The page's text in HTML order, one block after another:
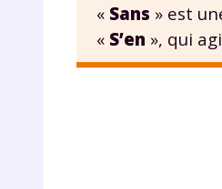
« Sans » est
« S’en », qui